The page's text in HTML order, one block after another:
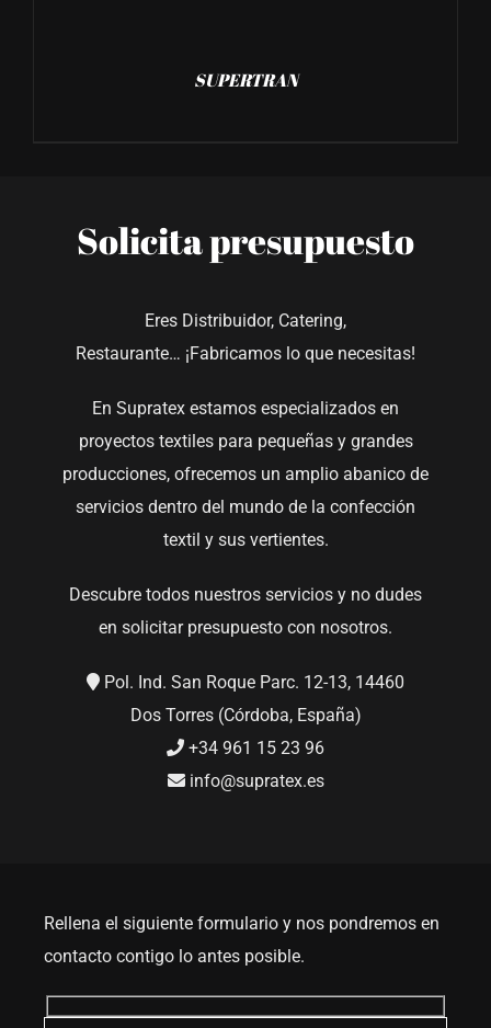
SUPERTRAN
Solicita presupuesto
Eres Distribuidor, Catering,
Restaurante… ¡Fabricamos lo que necesitas!
En Supratex estamos especializados en
proyectos textiles para pequeñas y grandes
producciones, ofrecemos un amplio abanico de
servicios dentro del mundo de la confección
textil y sus vertientes.
Descubre todos nuestros servicios y no dudes
en solicitar presupuesto con nosotros.
Pol. Ind. San Roque Parc. 12-13, 14460
Dos Torres (Córdoba, España)
+34 961 15 23 96
info@supratex.es
Rellena el siguiente formulario y nos pondremos en
contacto contigo lo antes posible.